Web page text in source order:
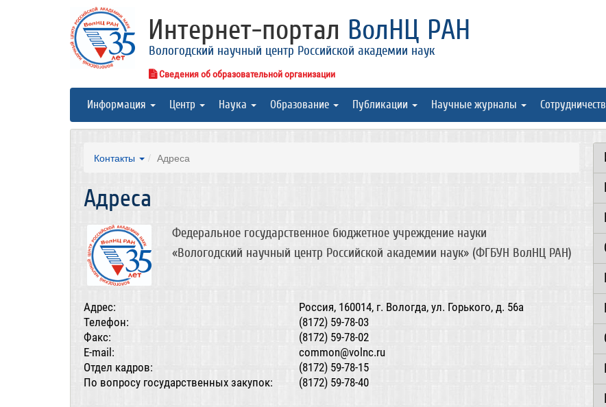
Интернет-портал ВолНЦ РАН
Вологодский научный центр Российской академии наук
Сведения об образовательной организации
Информация Центр Наука Образование Публикации Научные журналы
Контакты Адреса
Адреса
Федеральное государственное бюджетное учреждение науки
«Вологодский научный центр Российской академии наук» (ФГБУН ВолНЦ РАН)
Адрес:
Россия, 160014, г. Вологда, ул. Горького, д. 56а
Телефон:
(8172) 59-78-03
Факс:
(8172) 59-78-02
E-mail:
common@volnc.ru
Отдел кадров:
(8172) 59-78-15
По вопросу государственных закупок:
(8172) 59-78-40